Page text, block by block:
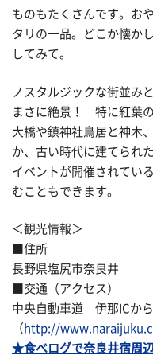
ものもたくさんです。お
タリの一品。どこか懐か
してみて。
ノスタルジックな街並み
まさに絶景！ 特に紅葉
大橋や鎮神社鳥居と神木
か、古い時代に建てられ
イベントが開催されてい
むこともできます。
＜観光情報＞
■住所
長野県塩尻市奈良井
■交通（アクセス）
中央自動車道 伊那ICか
（ http://
★食べログで奈良井宿周